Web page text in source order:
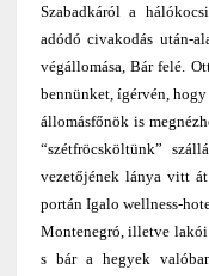
Szabadkáról a
adódó civakodás után-
végállomása, Bár felé.
bennünket, ígérvén,
állomásfőnök is megnézh
“szétfröcsköltünk”
vezetőjének lánya vitt
portán Igalo wellness-
Montenegró, illetve lakói
s bár a hegyek